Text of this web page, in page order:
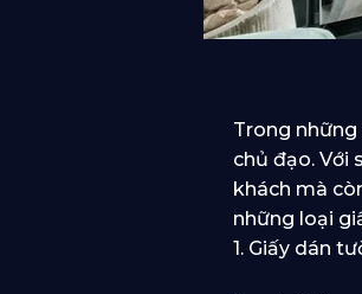
Trong
chủ đạo. Với
khách mà
những loại
1. Giấy dán